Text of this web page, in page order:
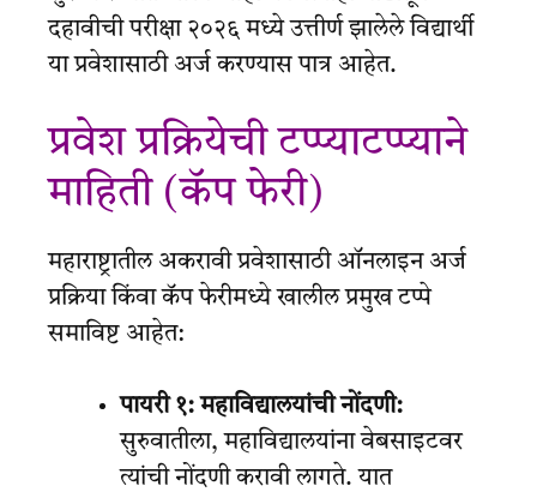
दहावीची परीक्षा २०२६ मध्ये उत्तीर्ण झालेले विद्यार्थी
या प्रवेशासाठी अर्ज करण्यास पात्र आहेत.
प्रवेश प्रक्रियेची टप्प्याटप्प्याने
माहिती (कॅप फेरी)
महाराष्ट्रातील अकरावी प्रवेशासाठी ऑनलाइन अर्ज
प्रक्रिया किंवा कॅप फेरीमध्ये खालील प्रमुख टप्पे
समाविष्ट आहेत:
पायरी १: महाविद्यालयांची नोंदणी:
सुरुवातीला, महाविद्यालयांना वेबसाइटवर
त्यांची नोंदणी करावी लागते. यात